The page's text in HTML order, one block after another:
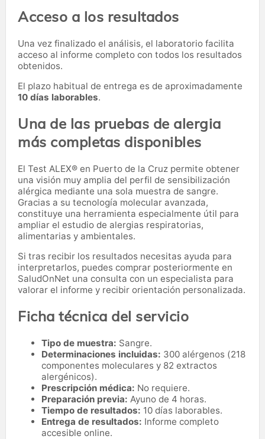
Acceso a los resultados
Una vez finalizado el análisis, el laboratorio facilita
acceso al informe completo con todos los resultados
obtenidos.
El plazo habitual de entrega es de aproximadamente
10 días laborables.
Una de las pruebas de alergia
más completas disponibles
El Test ALEX® en Puerto de la Cruz permite obtener
una visión muy amplia del perfil de sensibilización
alérgica mediante una sola muestra de sangre.
Gracias a su tecnología molecular avanzada,
constituye una herramienta especialmente útil para
ampliar el estudio de alergias respiratorias,
alimentarias y ambientales.
Si tras recibir los resultados necesitas ayuda para
interpretarlos, puedes comprar posteriormente en
SaludOnNet una consulta con un especialista para
valorar el informe y recibir orientación personalizada.
Ficha técnica del servicio
Tipo de muestra: Sangre.
Determinaciones incluidas: 300 alérgenos (218
componentes moleculares y 82 extractos
alergénicos).
Prescripción médica: No requiere.
Preparación previa: Ayuno de 4 horas.
Tiempo de resultados: 10 días laborables.
Entrega de resultados: Informe completo
accesible online.